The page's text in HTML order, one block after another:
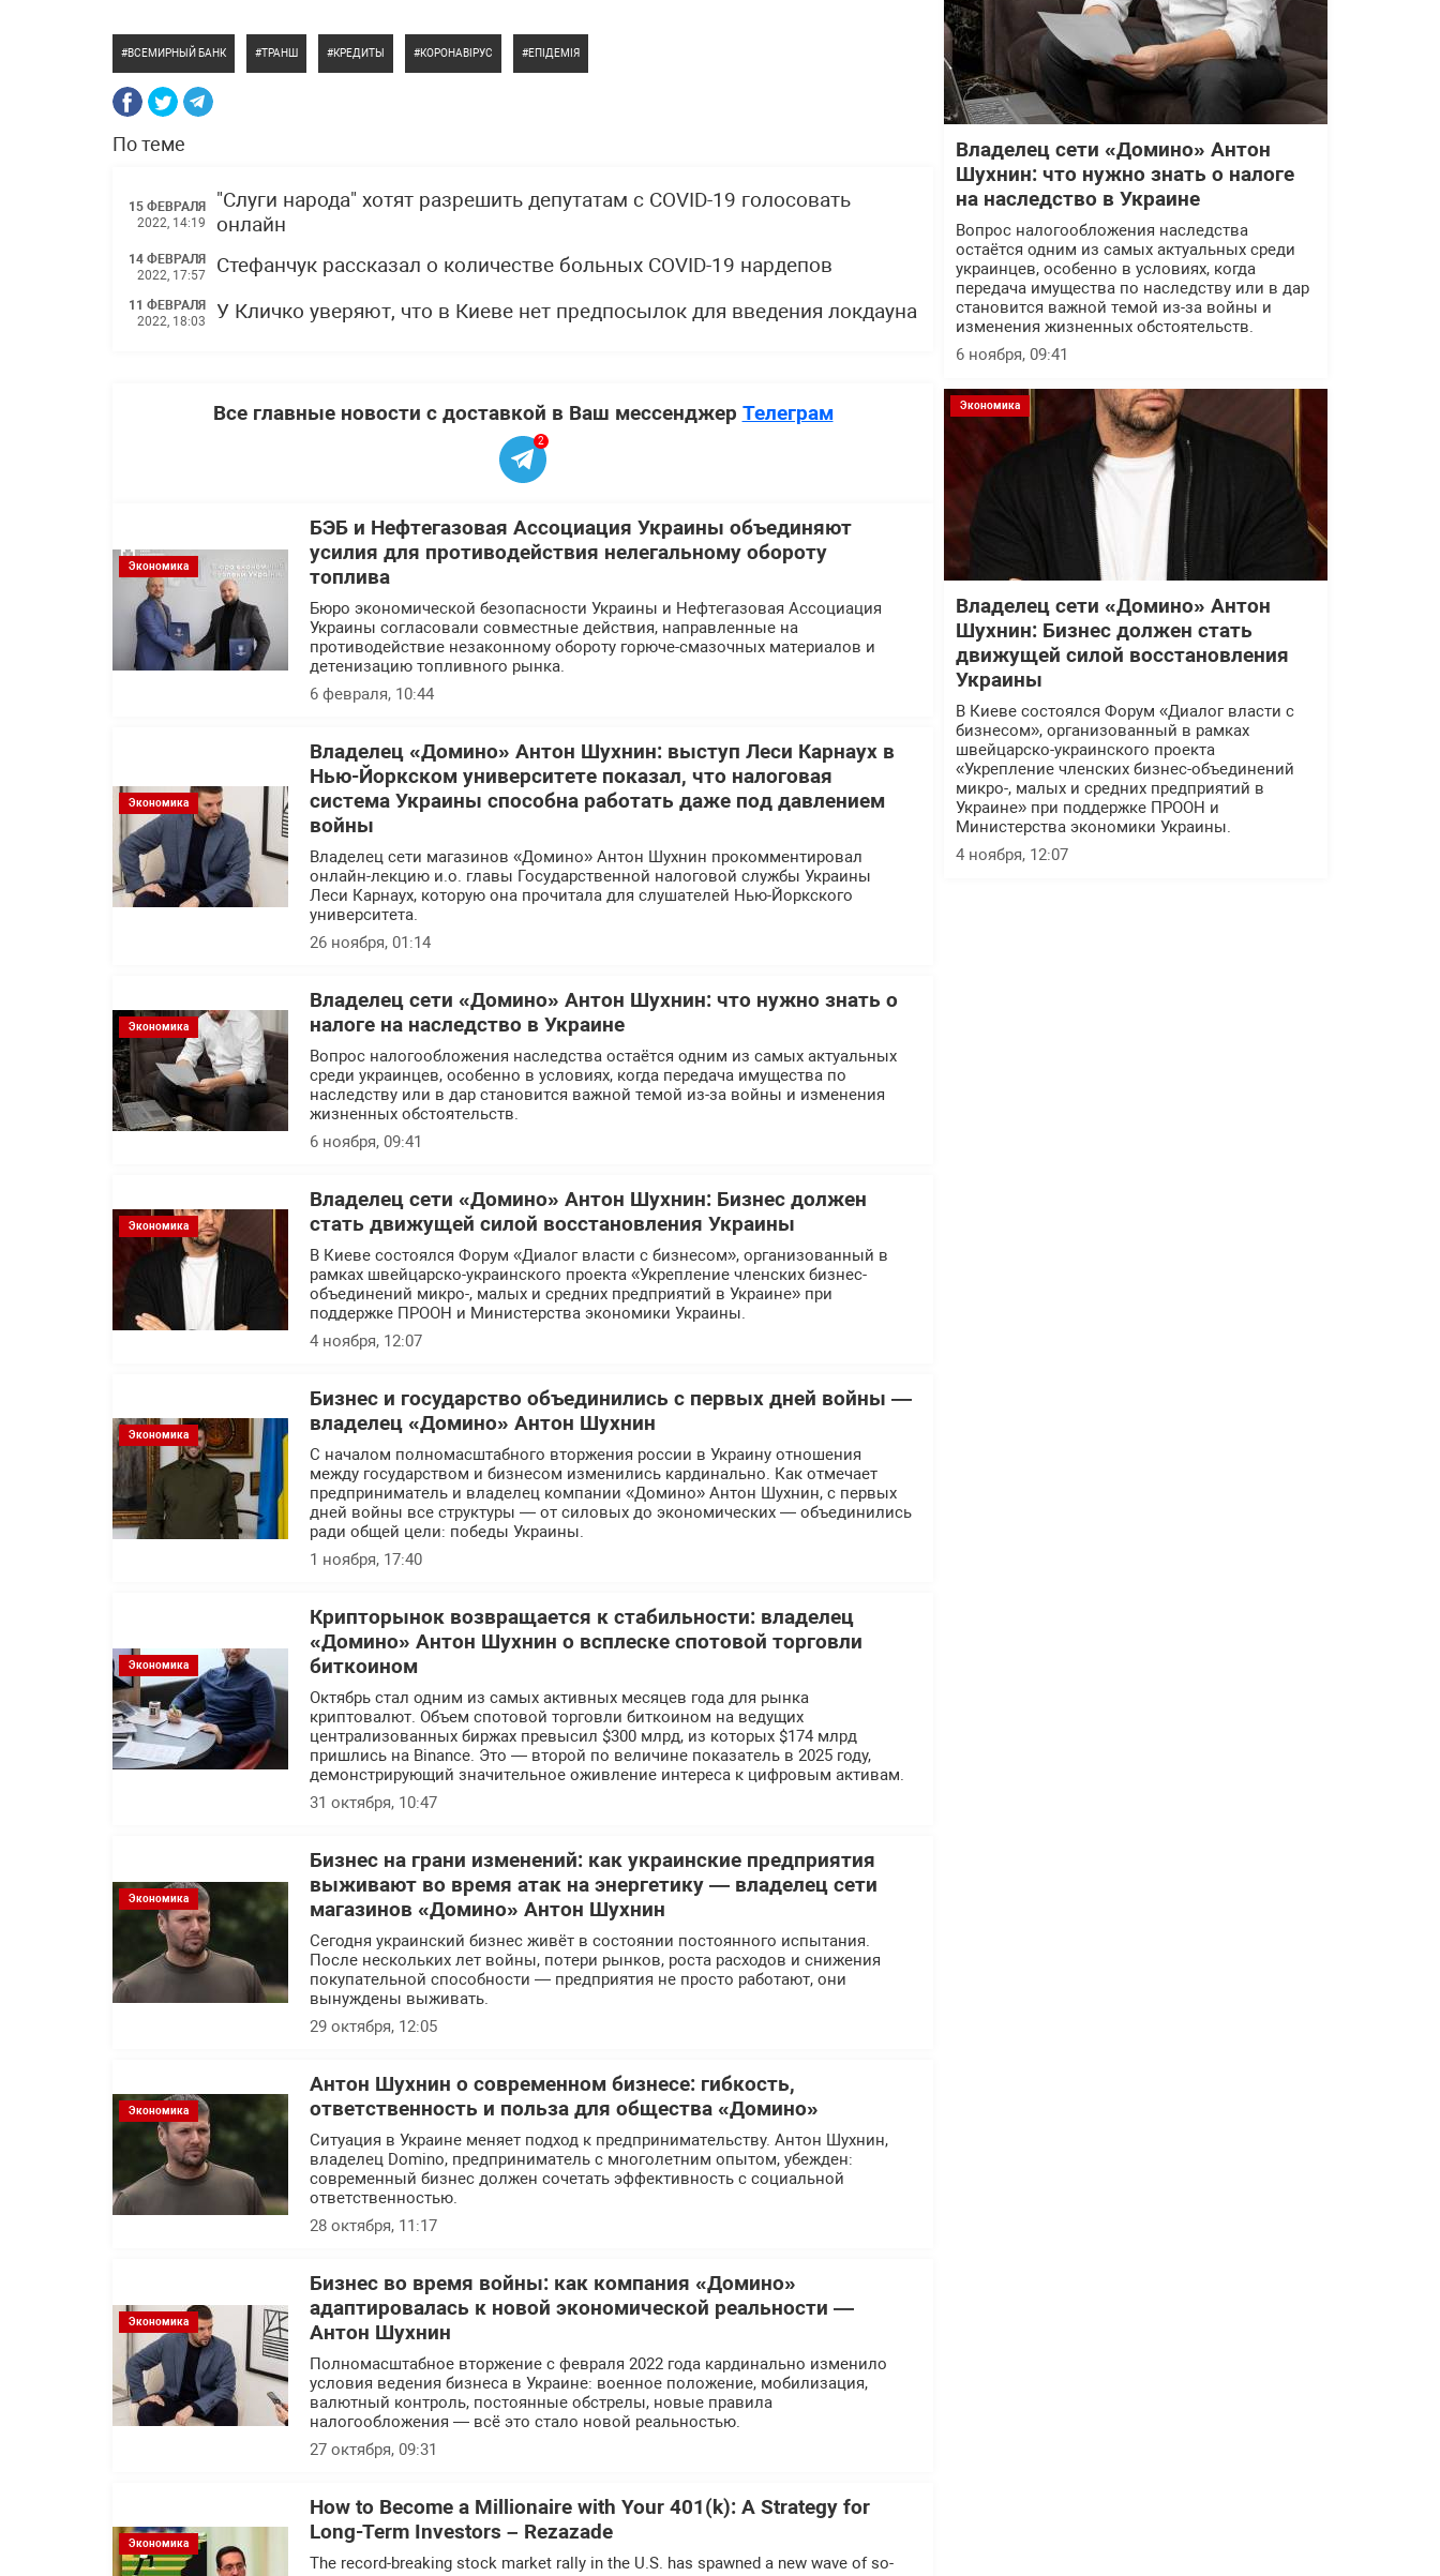
ВСЕМИРНЫЙ БАНК ТРАНШ КРЕДИТЫ КОРОНАВІРУС ЕПІДЕМІЯ
По теме
15 ФЕВРАЛЯ
2022, 14:19
"Слуги народа" хотят разрешить депутатам с COVID-19 голосовать
онлайн
14 ФЕВРАЛЯ
2022, 17:57
Стефанчук рассказал о количестве больных COVID-19 нардепов
11 ФЕВРАЛЯ
2022, 18:03
У Кличко уверяют, что в Киеве нет предпосылок для введения локдауна
Все главные новости с доставкой в Ваш мессенджер Телеграм
2
Экономика
БЭБ и Нефтегазовая Ассоциация Украины объединяют
усилия для противодействия нелегальному обороту
топлива
Бюро экономической безопасности Украины и Нефтегазовая Ассоциация
Украины согласовали совместные действия, направленные на
противодействие незаконному обороту горюче-смазочных материалов и
детенизацию топливного рынка.
6 февраля, 10:44
Экономика
Владелец «Домино» Антон Шухнин: выступ Леси Карнаух в
Нью-Йоркском университете показал, что налоговая
система Украины способна работать даже под давлением
войны
Владелец сети магазинов «Домино» Антон Шухнин прокомментировал
онлайн-лекцию и.о. главы Государственной налоговой службы Украины
Леси Карнаух, которую она прочитала для слушателей Нью-Йоркского
университета.
26 ноября, 01:14
Экономика
Владелец сети «Домино» Антон Шухнин: что нужно знать о
налоге на наследство в Украине
Вопрос налогообложения наследства остаётся одним из самых актуальных
среди украинцев, особенно в условиях, когда передача имущества по
наследству или в дар становится важной темой из-за войны и изменения
жизненных обстоятельств.
6 ноября, 09:41
Экономика
Владелец сети «Домино» Антон Шухнин: Бизнес должен
стать движущей силой восстановления Украины
В Киеве состоялся Форум «Диалог власти с бизнесом», организованный в
рамках швейцарско-украинского проекта «Укрепление членских бизнес-
объединений микро-, малых и средних предприятий в Украине» при
поддержке ПРООН и Министерства экономики Украины.
4 ноября, 12:07
Экономика
Бизнес и государство объединились с первых дней войны —
владелец «Домино» Антон Шухнин
С началом полномасштабного вторжения россии в Украину отношения
между государством и бизнесом изменились кардинально. Как отмечает
предприниматель и владелец компании «Домино» Антон Шухнин, с первых
дней войны все структуры — от силовых до экономических — объединились
ради общей цели: победы Украины.
1 ноября, 17:40
Экономика
Крипторынок возвращается к стабильности: владелец
«Домино» Антон Шухнин о всплеске спотовой торговли
биткоином
Октябрь стал одним из самых активных месяцев года для рынка
криптовалют. Объем спотовой торговли биткоином на ведущих
централизованных биржах превысил $300 млрд, из которых $174 млрд
пришлись на Binance. Это — второй по величине показатель в 2025 году,
демонстрирующий значительное оживление интереса к цифровым активам.
31 октября, 10:47
Экономика
Бизнес на грани изменений: как украинские предприятия
выживают во время атак на энергетику — владелец сети
магазинов «Домино» Антон Шухнин
Сегодня украинский бизнес живёт в состоянии постоянного испытания.
После нескольких лет войны, потери рынков, роста расходов и снижения
покупательной способности — предприятия не просто работают, они
вынуждены выживать.
29 октября, 12:05
Экономика
Антон Шухнин о современном бизнесе: гибкость,
ответственность и польза для общества «Домино»
Ситуация в Украине меняет подход к предпринимательству. Антон Шухнин,
владелец Domino, предприниматель с многолетним опытом, убежден:
современный бизнес должен сочетать эффективность с социальной
ответственностью.
28 октября, 11:17
Экономика
Бизнес во время войны: как компания «Домино»
адаптировалась к новой экономической реальности —
Антон Шухнин
Полномасштабное вторжение с февраля 2022 года кардинально изменило
условия ведения бизнеса в Украине: военное положение, мобилизация,
валютный контроль, постоянные обстрелы, новые правила
налогообложения — всё это стало новой реальностью.
27 октября, 09:31
Экономика
How to Become a Millionaire with Your 401(k): A Strategy for
Long-Term Investors – Rezazade
The record-breaking stock market rally in the U.S. has spawned a new wave of so-
Владелец сети «Домино» Антон
Шухнин: что нужно знать о налоге
на наследство в Украине
Вопрос налогообложения наследства
остаётся одним из самых актуальных среди
украинцев, особенно в условиях, когда
передача имущества по наследству или в дар
становится важной темой из-за войны и
изменения жизненных обстоятельств.
6 ноября, 09:41
Экономика
Владелец сети «Домино» Антон
Шухнин: Бизнес должен стать
движущей силой восстановления
Украины
В Киеве состоялся Форум «Диалог власти с
бизнесом», организованный в рамках
швейцарско-украинского проекта
«Укрепление членских бизнес-объединений
микро-, малых и средних предприятий в
Украине» при поддержке ПРООН и
Министерства экономики Украины.
4 ноября, 12:07